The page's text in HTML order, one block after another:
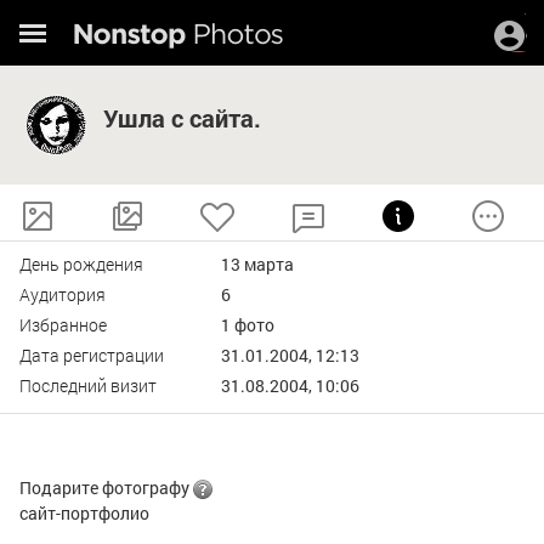
Ушла с сайта.
День рождения
13 марта
Аудитория
6
Избранное
1 фото
Дата регистрации
31.01.2004, 12:13
Последний визит
31.08.2004, 10:06
Подарите фотографу
сайт-портфолио